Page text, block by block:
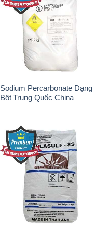
Sodium Percarbonate Dạng
Bột Trung Quốc China